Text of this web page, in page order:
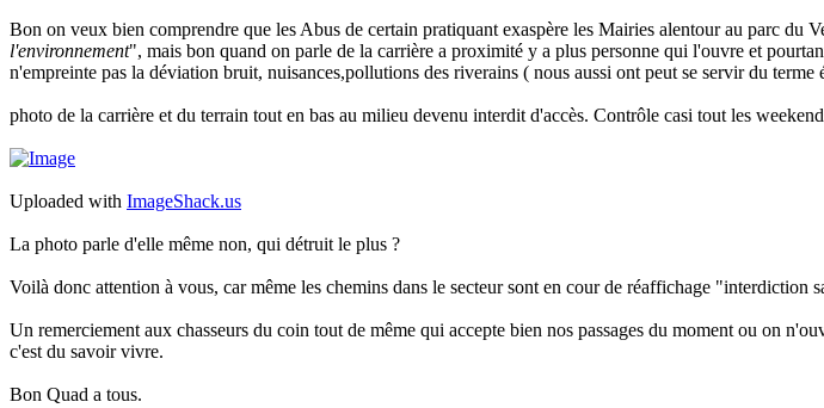
Bon on veux bien comprendre que les Abus de certain pratiquant exaspère les Mairies alentour au parc
l'environnement", mais bon quand on parle de la carrière a proximité y a plus personne qui l'ouvre et
n'empreinte pas la déviation bruit, nuisances,pollutions des riverains ( nous aussi ont peut se servir du terme
photo de la carrière et du terrain tout en bas au milieu devenu interdit d'accès. Contrôle casi tout les
Uploaded with ImageShack.us
La photo parle d'elle même non, qui détruit le plus ?
Voilà donc attention à vous, car même les chemins dans le secteur sont en cour de réaffichage "interdiction
Un remerciement aux chasseurs du coin tout de même qui accepte bien nos passages du moment ou on
c'est du savoir vivre.
Bon Quad a tous.